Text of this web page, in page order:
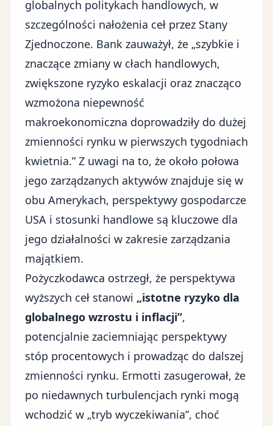
globalnych politykach handlowych, w
szczególności nałożenia ceł przez Stany
Zjednoczone. Bank zauważył, że „szybkie i
znaczące zmiany w cłach handlowych,
zwiększone ryzyko eskalacji oraz znacząco
wzmożona niepewność
makroekonomiczna doprowadziły do dużej
zmienności rynku w pierwszych tygodniach
kwietnia.” Z uwagi na to, że około połowa
jego zarządzanych aktywów znajduje się w
obu Amerykach, perspektywy gospodarcze
USA i stosunki handlowe są kluczowe dla
jego działalności w zakresie zarządzania
majątkiem.
Pożyczkodawca ostrzegł, że perspektywa
wyższych ceł stanowi „istotne ryzyko dla
globalnego wzrostu i inflacji”,
potencjalnie zaciemniając perspektywy
stóp procentowych i prowadząc do dalszej
zmienności rynku. Ermotti zasugerował, że
po niedawnych turbulencjach rynki mogą
wchodzić w „tryb wyczekiwania”, choć